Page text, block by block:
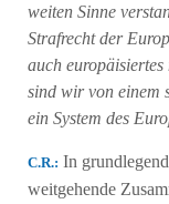
weiten Sinne
Strafrecht der
auch
sind wir von einem
ein System des
C.R.: In
weitgehende